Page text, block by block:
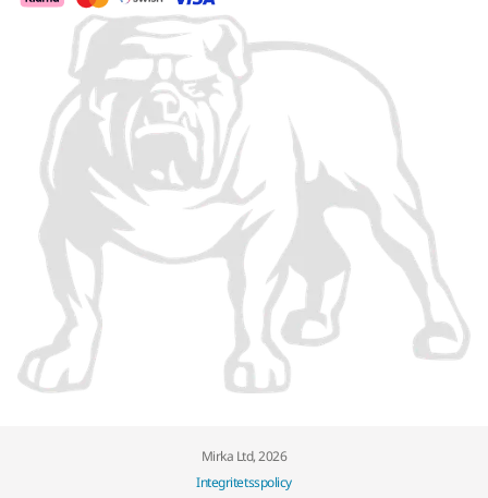
Mirka Ltd, 2026
Integritetsspolicy